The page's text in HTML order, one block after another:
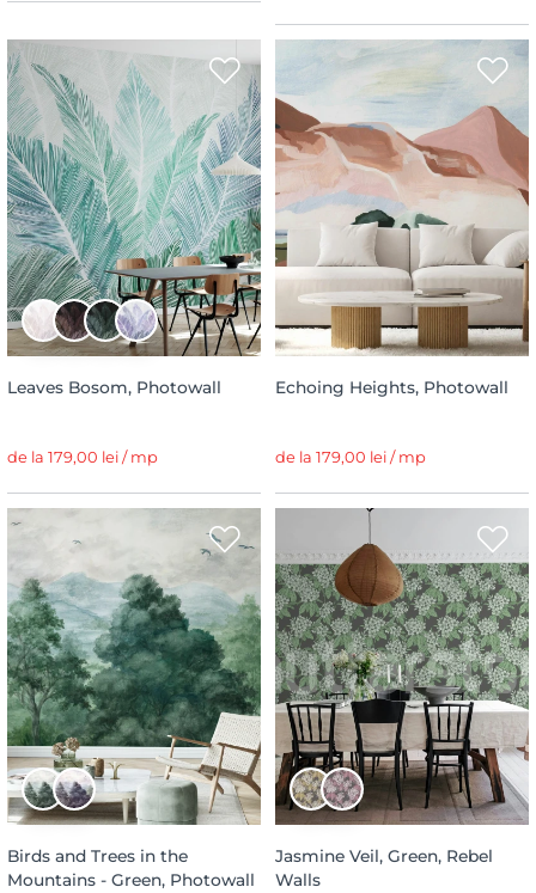
Leaves Bosom, Photowall
de la 179,00 lei / mp
Echoing Heights, Photowall
de la 179,00 lei / mp
Birds and Trees in the
Mountains - Green, Photowall
Jasmine Veil, Green, Rebel
Walls